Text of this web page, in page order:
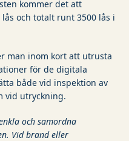
kommer det att
lås och totalt runt 3500 lås i
man inom kort att utrusta
för de digitala
både vid inspektion av
vid utryckning.
och samordna
Vid brand eller